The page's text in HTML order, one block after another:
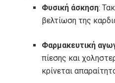
Φυσική άσκηση:
βελτίωση της
Φαρμακευτική
πίεσης και
κρίνεται